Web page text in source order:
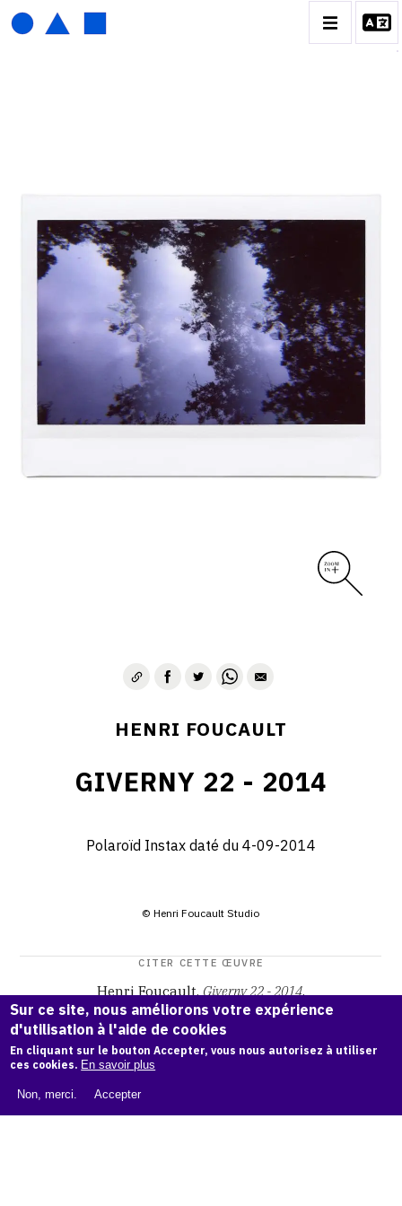
CATALOGUE DES OEUVRES
01_SCULPTURE
02_PHOTOGRAPHIQUE
03_COLLAGES
04_DESSINS
05_MONOTYPE
06_ARCHIVES
CONTACT
HENRI FOUCAULT
GIVERNY 22 - 2014
Polaroïd Instax daté du 4-09-2014
© Henri Foucault Studio
CITER CETTE ŒUVRE
Henri Foucault, Giverny 22 - 2014.
Catalogue raisonné Henri Foucault, OAM.ark:38997/o1bd
8k
COPIER LA CITATION
Sur ce site, nous améliorons votre expérience
d'utilisation à l'aide de cookies
En cliquant sur le bouton Accepter, vous nous autorisez à utiliser
ces cookies. En savoir plus
Non, merci. Accepter